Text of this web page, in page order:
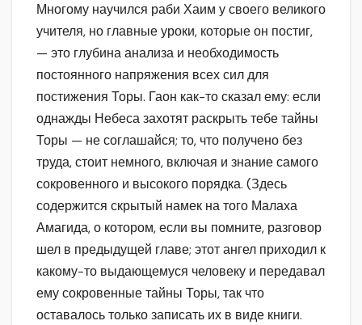
Многому научился раби Хаим у своего великого
учителя, но главные уроки, которые он постиг,
— это глубина анализа и необходимость
постоянного напряжения всех сил для
постижения Торы. Гаон как-то сказал ему: если
однажды Небеса захотят раскрыть тебе тайны
Торы — не соглашайся; то, что получено без
труда, стоит немного, включая и знание самого
сокровенного и высокого порядка. (Здесь
содержится скрытый намек на того Малаха
Амагида, о котором, если вы помните, разговор
шел в предыдущей главе; этот ангел приходил к
какому-то выдающемуся человеку и передавал
ему сокровенные тайны Торы, так что
оставалось только записать их в виде книги.